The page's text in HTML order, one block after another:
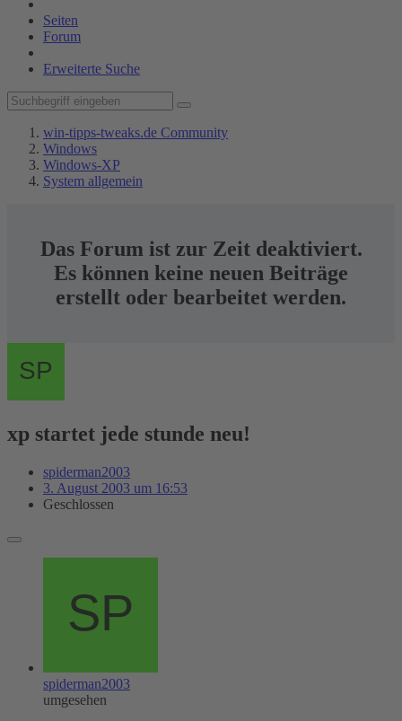
Seiten
Forum
Erweiterte Suche
win-tipps-tweaks.de Community
Windows
Windows-XP
System allgemein
Das Forum ist zur Zeit deaktiviert.
Es können keine neuen Beiträge
erstellt oder bearbeitet werden.
xp startet jede stunde neu!
spiderman2003
3. August 2003 um 16:53
Geschlossen
spiderman2003
umgesehen